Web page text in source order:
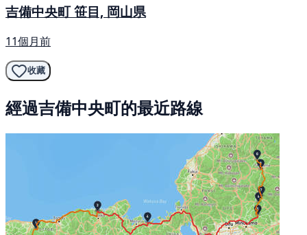
吉備中央町 笹目, 岡山県
11個月前
收藏
經過吉備中央町的最近路線